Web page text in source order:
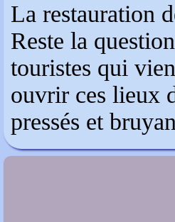
La restauration
Reste la
touristes qui
ouvrir ces lieux
pressés et